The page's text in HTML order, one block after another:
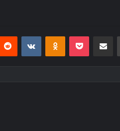
Reddit VKontakteOdnoklassniki
Pocket E-